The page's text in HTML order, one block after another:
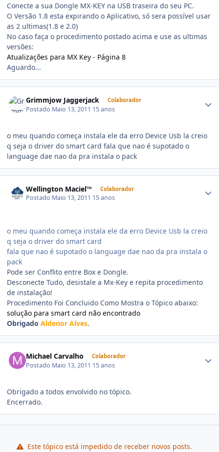
Conecte a sua Dongle MX-KEY na USB traseira do seu PC.
O Versão 1.8 esta expirando o Aplicativo, só sera possível usar
as 2 ultimas(1.8 e 2.0)
No caso faça o procedimento postado acima e use as ultimas
versões:
Atualizações para MX Key - Página 8
Aguardo...
Grimmjow Jaggerjack Colaborador
Postado Maio 13, 2011 15 anos
o meu quando começa instala ele da erro Device Usb la creio
q seja o driver do smart card fala que nao é supotado o
language dae nao da pra instala o pack
Wellington Maciel™ Colaborador
Postado Maio 13, 2011 15 anos
o meu quando começa instala ele da erro Device Usb la creio
q seja o driver do smart card
fala que nao é supotado o language dae nao da pra instala o
pack
Pode ser Conflito entre Box e Dongle.
Desconecte Tudo, desistale a Mx-Key e repita procedimento
de instalação!
Procedimento Foi Concluido Como Mostra o Tópico abaixo:
solução para smart card não encontrado
Obrigado Aldenor Alves.
Michael Carvalho Colaborador
Postado Maio 13, 2011 15 anos
Obrigado a todos envolvido no tópico.
Encerrado.
Este tópico está impedido de receber novos posts.